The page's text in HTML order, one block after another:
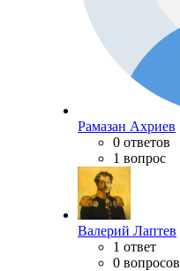
Рамазан Ахриев
0 ответов
1 вопрос
Валерий Лаптев
1 ответ
0 вопросов